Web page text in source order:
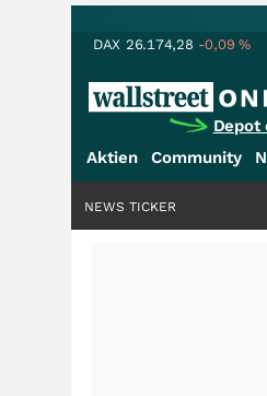
DAX 26.174,28 -0,09%
Depot
Aktien Community
NEWS TICKER